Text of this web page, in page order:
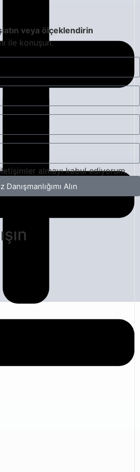
veya ölçeklendirin
ile konuşun.
almayı kabul ediyorum.
Danışmanlığımı Alın